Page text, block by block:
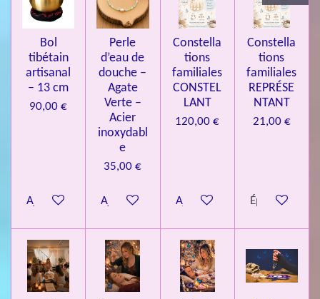
l
Bol
tibétain
artisanal
– 13 cm
90,00 €
Ajouter au panier
Perle
d’eau de
douche –
Agate
Verte –
Acier
inoxydabl
e
35,00 €
Ajouter au panier
Constella
tions
familiales
CONSTEL
LANT
120,00 €
Ajouter au panier
Constella
tions
familiales
REPRÉSE
NTANT
21,00 €
Épuisé